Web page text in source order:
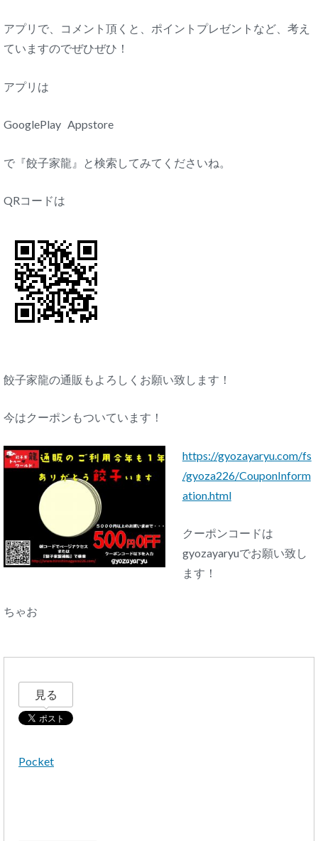
アプリで、コメント頂くと、ポイントプレゼントなど、考え
ていますのでぜひぜひ！
アプリは
GooglePlay Appstore
で『餃子家龍』と検索してみてくださいね。
QRコードは
餃子家龍の通販もよろしくお願い致します！
今はクーポンもついています！
https://gyozayaryu.com/fs
/gyoza226/CouponInform
ation.html
クーポンコードは
gyozayaryuでお願い致し
ます！
ちゃお
見る
Pocket